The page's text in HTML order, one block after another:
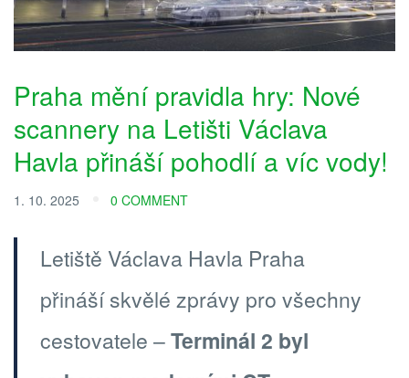
Praha mění pravidla hry: Nové
scannery na Letišti Václava
Havla přináší pohodlí a víc vody!
1. 10. 2025 0 COMMENT
Letiště Václava Havla Praha
přináší skvělé zprávy pro všechny
cestovatele –Terminál 2 byl